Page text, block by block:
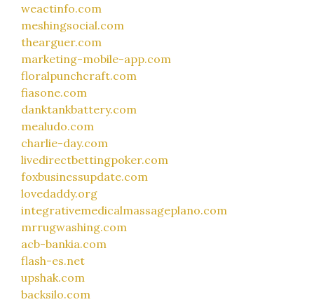
weactinfo.com
meshingsocial.com
thearguer.com
marketing-mobile-app.com
floralpunchcraft.com
fiasone.com
danktankbattery.com
mealudo.com
charlie-day.com
livedirectbettingpoker.com
foxbusinessupdate.com
lovedaddy.org
integrativemedicalmassageplano.com
mrrugwashing.com
acb-bankia.com
flash-es.net
upshak.com
backsilo.com